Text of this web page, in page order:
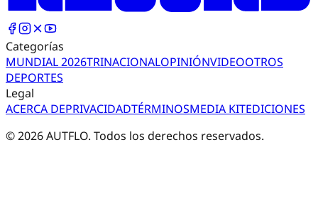
Categorías
MUNDIAL 2026TRINACIONALOPINIÓNVIDEOOTROS
DEPORTES
Legal
ACERCA DEPRIVACIDADTÉRMINOSMEDIA KITEDICIONES
©2026AUTFLO. Todos los derechos reservados.